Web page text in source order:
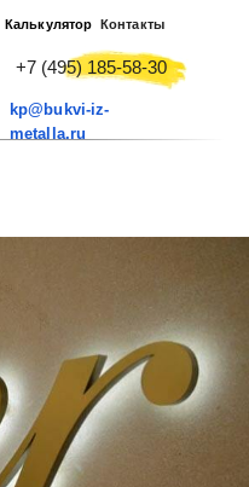
Калькулятор
+7 (495) 185-58-30
kp@bukvi-iz-
metalla.ru
Контакты